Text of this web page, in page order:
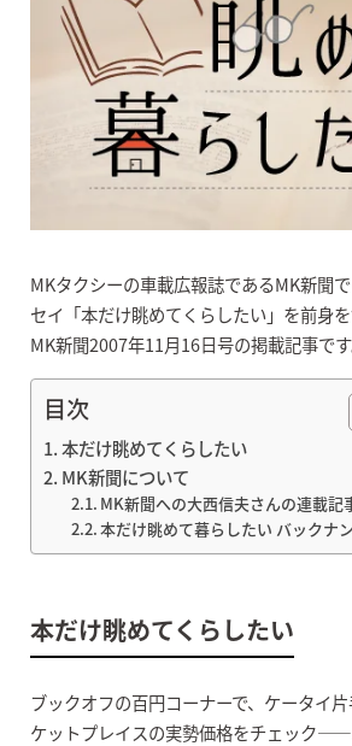
MKタクシーの車載広報誌であるMK新聞
セイ「本だけ眺めてくらしたい」を前身
MK新聞2007年11月16日号の掲載記事です
目次
本だけ眺めてくらしたい
MK新聞について
MK新聞への大西信夫さんの連載記
本だけ眺めて暮らしたい バックナ
本だけ眺めてくらしたい
ブックオフの百円コーナーで、ケータイ
ケットプレイスの実勢価格をチェック